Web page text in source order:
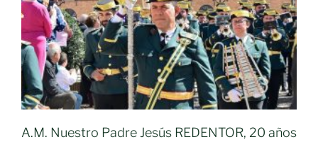
A.M. Nuestro Padre Jesús REDENTOR, 20 años